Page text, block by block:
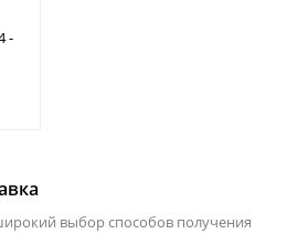
-
выбор способов получения